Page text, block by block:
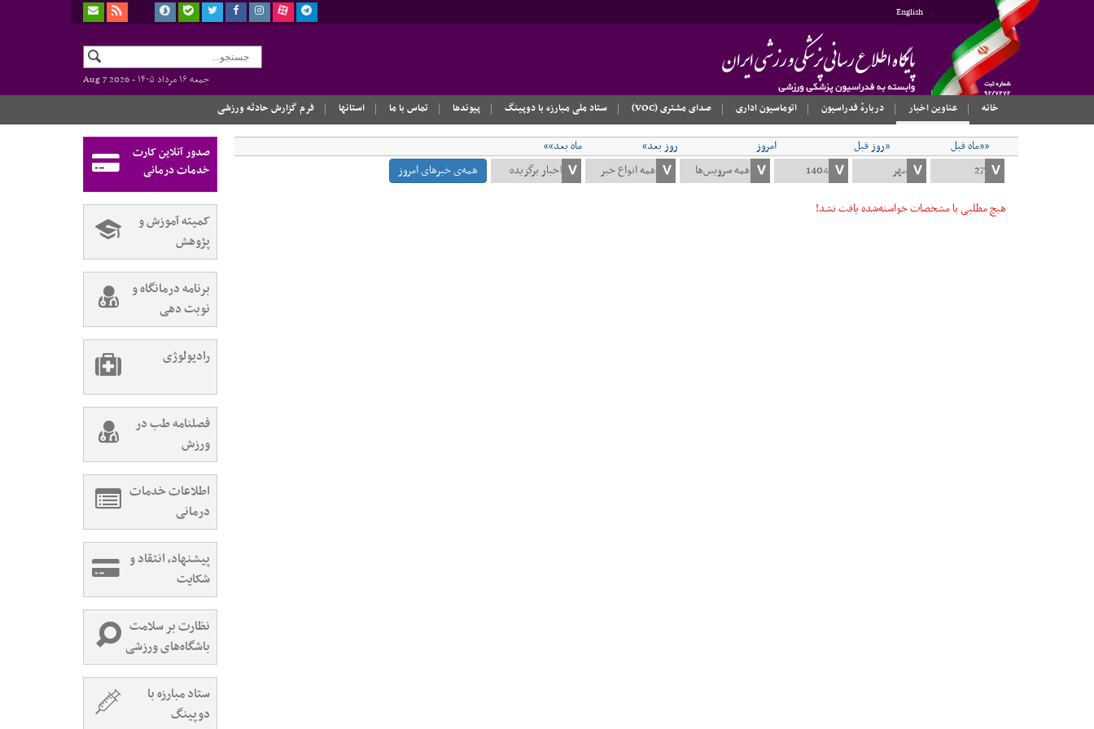
English
جمعه ۱۶ مرداد ۱۴۰۵ -
Aug 7 2026
خانه
عناوین اخبار دربارهٔ فدراسیون اتوماسیون اداری صدای مشتری (VOC) ستاد ملی مبارزه با دوپینگ پیوندها تماس با ما استانها فرم گزارش حادثه ورزشی
««ماه قبل «روز قبل امروز روز بعد»
ماه بعد»»
همه‌ی خبرهای امروز
هیچ مطلبی با مشخصات خواسته‌شده یافت نشد!
صدور آنلاین کارت
خدمات درمانی
کمیته آموزش و
پژوهش
برنامه درمانگاه و
نوبت دهی
رادیولوژی
فصلنامه طب در
ورزش
اطلاعات خدمات
درمانی
پیشنهاد، انتقاد و
شکایت
نظارت بر سلامت
باشگاه‌های ورزشی
ستاد مبارزه با
دوپینگ